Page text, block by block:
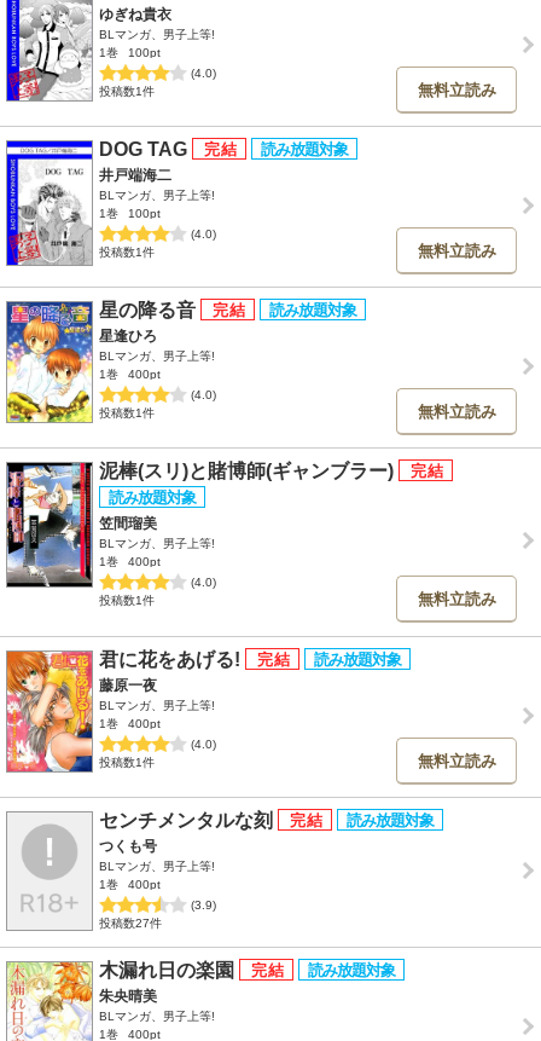
ゆぎね貴衣
BLマンガ、男子上等!
1巻
100pt
(4.0)
投稿数1件
無料立読み
DOG TAG
井戸端海二
BLマンガ、男子上等!
1巻
100pt
(4.0)
投稿数1件
無料立読み
星の降る音
星逢ひろ
BLマンガ、男子上等!
1巻
400pt
(4.0)
投稿数1件
無料立読み
泥棒(スリ)と賭博師(ギャンブラー)
笠間瑠美
BLマンガ、男子上等!
1巻
400pt
(4.0)
投稿数1件
無料立読み
君に花をあげる!
藤原一夜
BLマンガ、男子上等!
1巻
400pt
(4.0)
投稿数1件
無料立読み
センチメンタルな刻
つくも号
BLマンガ、男子上等!
1巻
400pt
(3.9)
投稿数27件
木漏れ日の楽園
朱央晴美
BLマンガ、男子上等!
1巻
400pt